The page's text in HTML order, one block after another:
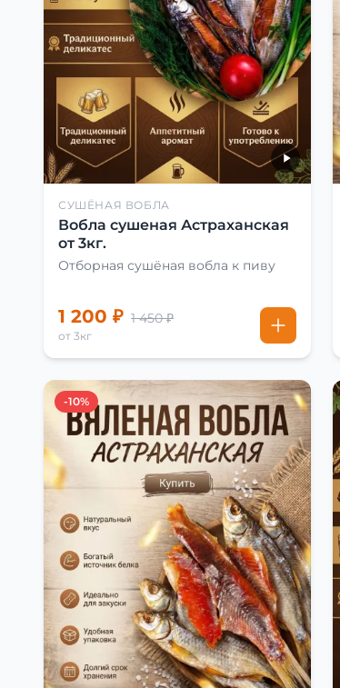
СУШЁНАЯ ВОБЛА
Вобла сушеная Астраханская
от 3кг.
Отборная сушёная вобла к пиву
1 200 ₽ 1 450 ₽
от 3кг
-10%